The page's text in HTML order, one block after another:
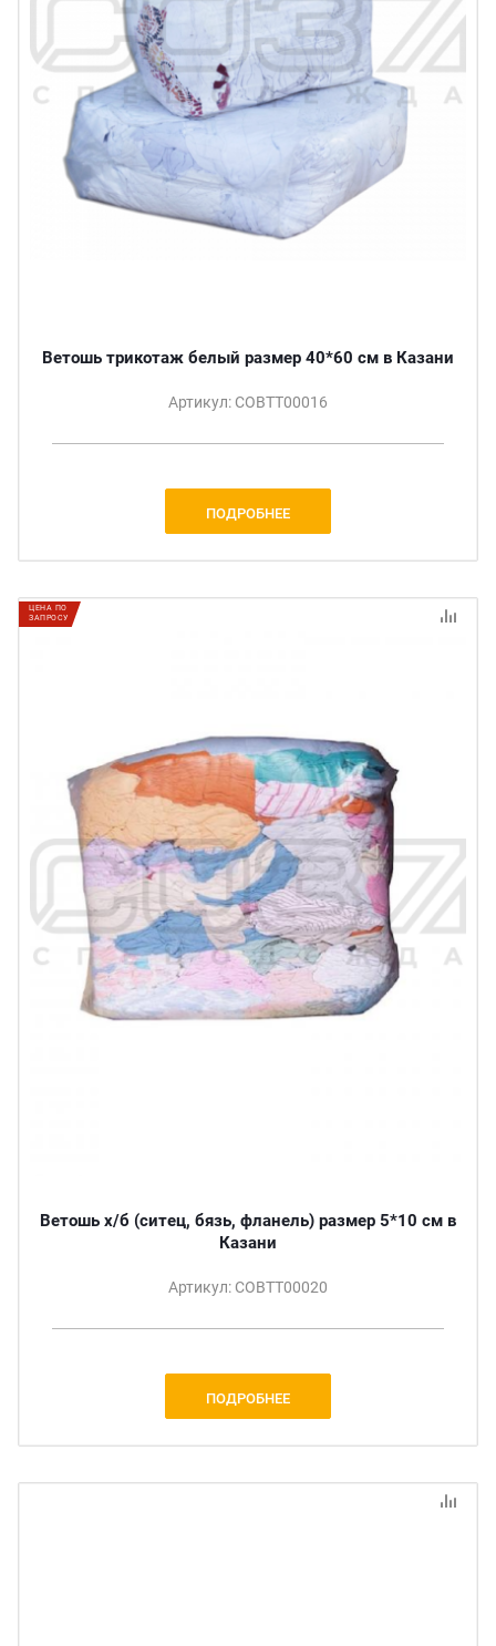
Ветошь трикотаж белый размер 40*60 см в Казани
Артикул: СОВТТ00016
ПОДРОБНЕЕ
ЦЕНА ПО
ЗАПРОСУ
Ветошь х/б (ситец, бязь, фланель) размер 5*10 см в
Казани
Артикул: СОВТТ00020
ПОДРОБНЕЕ